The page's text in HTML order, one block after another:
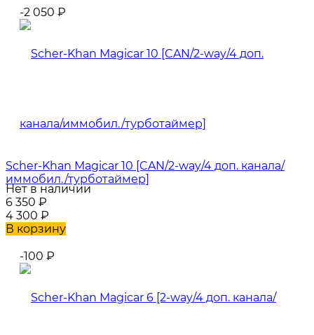
-2 050 ₽
Scher-Khan Magicar 10 [CAN/2-way/4 доп. канала/
иммобил./турботаймер]
Нет в наличии
6 350 ₽
4 300 ₽
В корзину
-100 ₽